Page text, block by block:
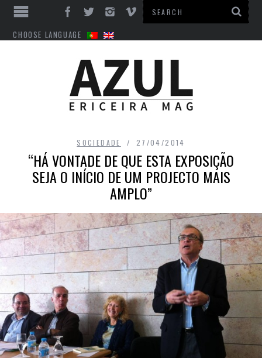
CHOOSE LANGUAGE
SOCIEDADE 27/04/2014
“HÁ VONTADE DE QUE ESTA EXPOSIÇÃO
SEJA O INÍCIO DE UM PROJECTO MAIS
AMPLO”